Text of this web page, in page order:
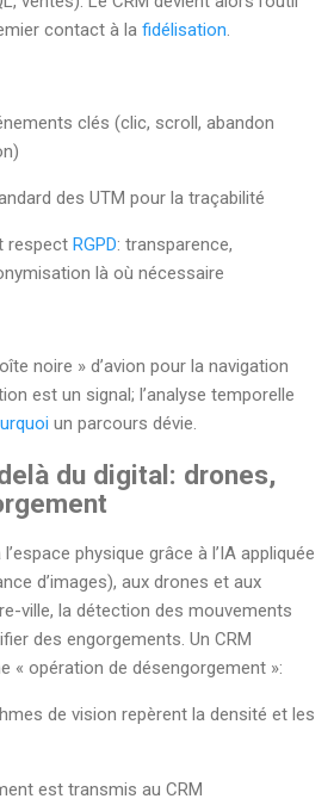
contact à la fidélisation.
clés (clic, scroll, abandon
des UTM pour la traçabilité
respect RGPD: transparence,
là où nécessaire
noire » d’avion pour la navigation
est un signal; l’analyse temporelle
un parcours dévie.
du digital: drones,
physique grâce à l’IA appliquée
d’images), aux drones et aux
ville, la détection des mouvements
des engorgements. Un CRM
« opération de désengorgement »:
de vision repèrent la densité et les
est transmis au CRM